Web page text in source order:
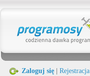
Zaloguj się Rejestracja